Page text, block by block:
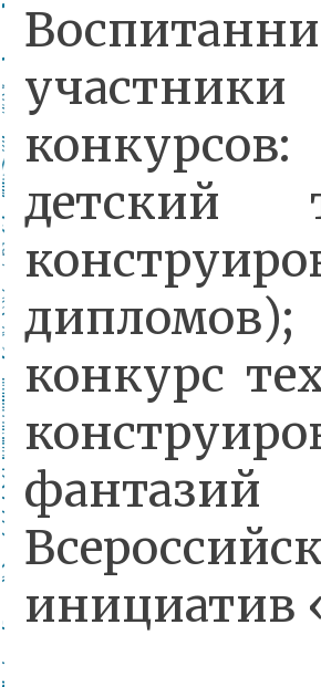
детский
конкурс
инициатив